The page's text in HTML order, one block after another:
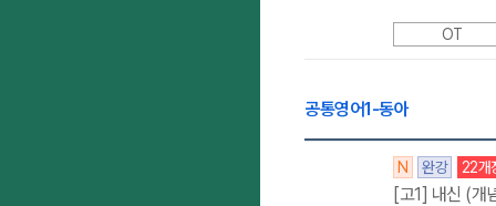
OT
공통영어1-동아
N 완강 22개
[고1] 내신 (개